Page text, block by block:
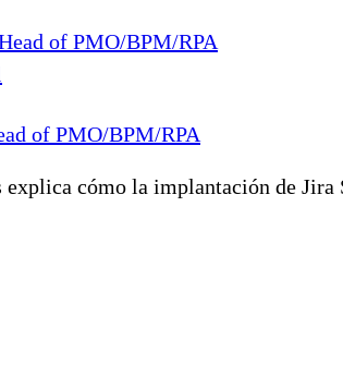
of PMO/BPM/RPA
cómo la implantación de